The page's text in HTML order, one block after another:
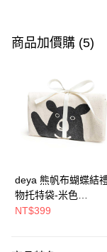
信用卡一次付款
3 期 0 利率 每期
合作金庫商業銀行
華南商業銀行
上海商業儲蓄銀行
臺灣中小企業銀行
匯豐（台灣）商業銀
聯邦商業銀行
元大商業銀行
LINE Pay
悠遊付
AFTEE先享後付
商品加價購 (5)
deya 熊帆布蝴蝶結
物托特袋-米色
22020409
NT$399